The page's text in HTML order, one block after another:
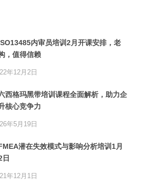
内审员培训2月开课安排，老
，值得信赖
年12月2日
六西格玛黑带培训课程全面解析，助力企
核心竞争力
年5月19日
潜在失效模式与影响分析培训1月
日
年12月1日